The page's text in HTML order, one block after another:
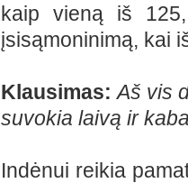
kaip vieną iš
įsisąmoninimą, kai
Klausimas: Aš vis
suvokia laivą ir
Indėnui reikia